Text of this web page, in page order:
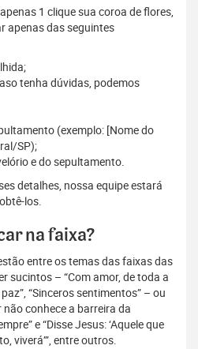
1 clique sua coroa de flores,
apenas das seguintes
tenha dúvidas, podemos
(exemplo: [Nome do
SP);
e do sepultamento.
detalhes, nossa equipe estará
los.
na faixa?
entre os temas das faixas das
sucintos – “Com amor, de toda a
“Sinceros sentimentos” – ou
conhece a barreira da
e “Disse Jesus: ‘Aquele que
viverá’”, entre outros.